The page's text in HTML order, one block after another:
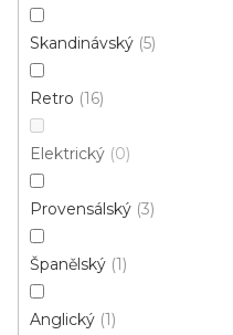
Skandinávský 5
Retro 16
Elektrický 0
Provensálský 3
Španělský 1
Anglický 1
100x140 cm